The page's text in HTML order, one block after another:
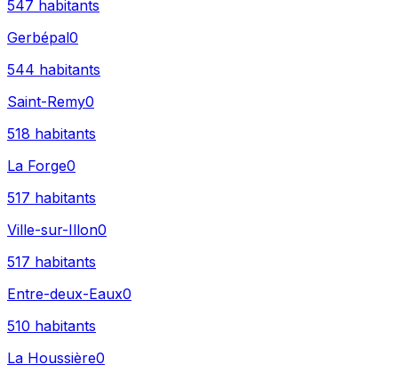
547 habitants
Gerbépal0
544 habitants
Saint-Remy0
518 habitants
La Forge0
517 habitants
Ville-sur-Illon0
517 habitants
Entre-deux-Eaux0
510 habitants
La Houssière0